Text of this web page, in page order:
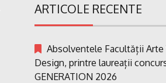
ARTICOLE RECENTE
Absolventele Facultății Arte
Design, printre laureații
GENERATION 2026